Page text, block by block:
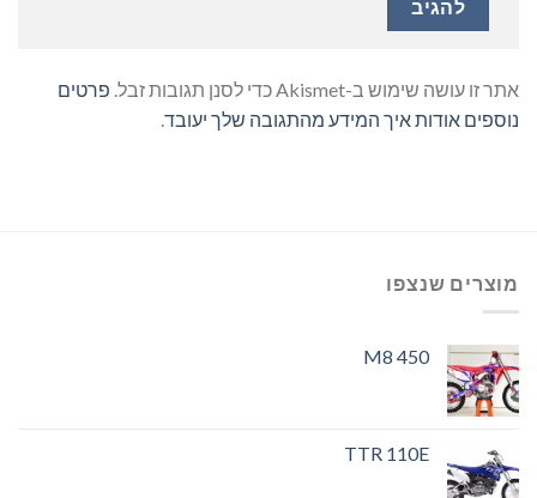
אתר זו עושה שימוש ב-Akismet כדי לסנן תגובות זבל.
פרטים
נוספים אודות איך המידע מהתגובה שלך יעובד.
מוצרים שנצפו
M8 450
TTR 110E